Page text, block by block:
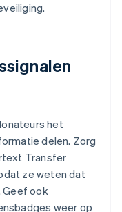
het
delen. Zorg
Transfer
ze weten dat
Geef ook
weer op